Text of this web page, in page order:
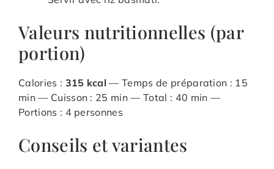
Valeurs nutritionnelles (par
portion)
Calories : 315 kcal — Temps de préparation : 15
min — Cuisson : 25 min — Total : 40 min —
Portions : 4 personnes
Conseils et variantes